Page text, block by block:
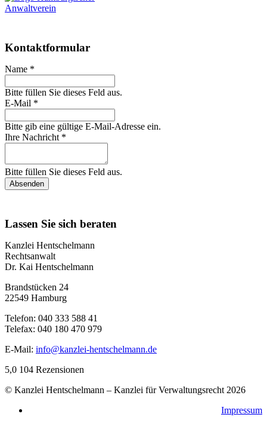
Kontaktformular
Name *
Bitte füllen Sie dieses Feld aus.
E-Mail *
Bitte gib eine gültige E-Mail-Adresse ein.
Ihre Nachricht *
Bitte füllen Sie dieses Feld aus.
Absenden
Lassen Sie sich beraten
Kanzlei Hentschelmann
Rechtsanwalt
Dr. Kai Hentschelmann
Brandstücken 24
22549 Hamburg
Telefon: 040 333 588 41
Telefax: 040 180 470 979
E-Mail: info@kanzlei-hentschelmann.de
5,0 104 Rezensionen
© Kanzlei Hentschelmann – Kanzlei für Verwaltungsrecht 2026
Impressum